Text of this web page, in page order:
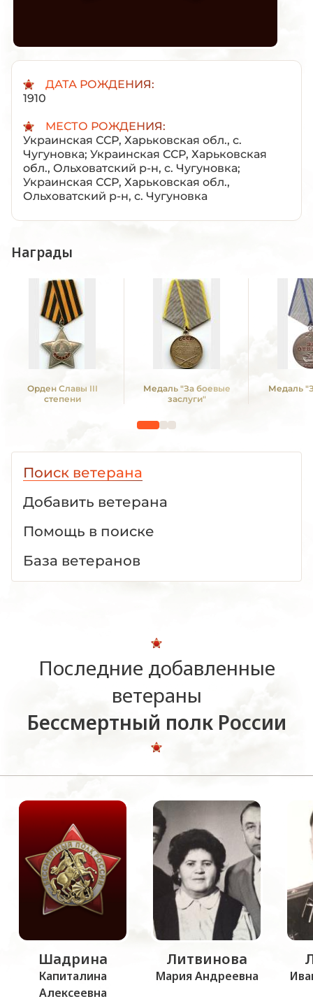
ДАТА РОЖДЕНИЯ:
1910
МЕСТО РОЖДЕНИЯ:
Украинская ССР, Харьковская обл., с.
Чугуновка; Украинская ССР, Харьковская
обл., Ольховатский р-н, с. Чугуновка;
Украинская ССР, Харьковская обл.,
Ольховатский р-н, с. Чугуновка
Награды
Орден Славы III
степени
Медаль "За боевые
заслуги"
Медаль
Поиск ветерана
Добавить ветерана
Помощь в поиске
База ветеранов
Последние добавленные
ветераны
Бессмертный полк России
Шадрина
Капиталина
Алексеевна
Литвинова
Мария Андреевна